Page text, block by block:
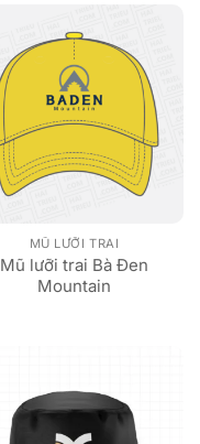
MŨ LƯỠI TRAI
Mũ lưỡi trai Bà Đen
Mountain